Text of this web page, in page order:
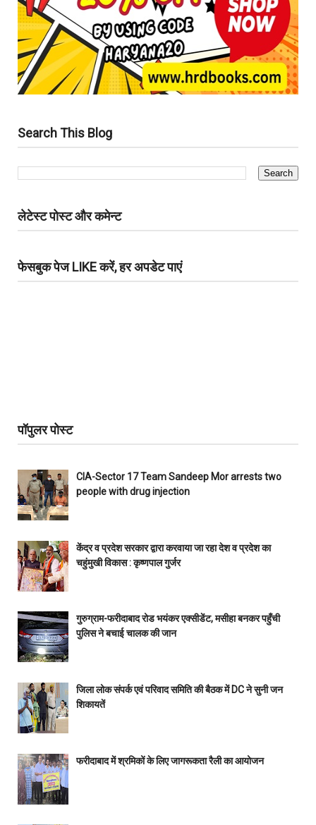
Search This Blog
लेटेस्ट पोस्ट और कमेन्ट
फेसबुक पेज LIKE करें, हर अपडेट पाएं
पॉपुलर पोस्ट
CIA-Sector 17 Team Sandeep Mor arrests two
people with drug injection
केंद्र व प्रदेश सरकार द्वारा करवाया जा रहा देश व प्रदेश का
चहुंमुखी विकास : कृष्णपाल गुर्जर
गुरुग्राम-फरीदाबाद रोड भयंकर एक्सीडेंट, मसीहा बनकर पहुँची
पुलिस ने बचाई चालक की जान
जिला लोक संपर्क एवं परिवाद समिति की बैठक में DC ने सुनी जन
शिकायतें
फरीदाबाद में श्रमिकों के लिए जागरूकता रैली का आयोजन